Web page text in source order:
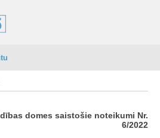
domes saistošie noteikumi Nr.
6/2022